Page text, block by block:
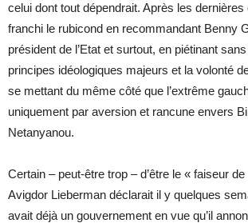
celui dont tout dépendrait. Après les dernières
franchi le rubicond en recommandant Benny
président de l’Etat et surtout, en piétinant
principes idéologiques majeurs et la volonté
se mettant du même côté que l’extrême
uniquement par aversion et rancune envers
Netanyanou.
Certain – peut-être trop – d’être le « faiseur
Avigdor Lieberman déclarait il y quelques
avait déjà un gouvernement en vue qu’il